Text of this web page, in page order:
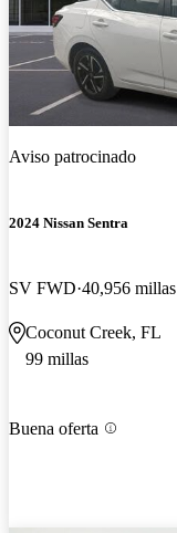
Aviso patrocinado
2024 Nissan Sentra
SV FWD 40,956 millas
Coconut Creek, FL
99 millas
Buena oferta